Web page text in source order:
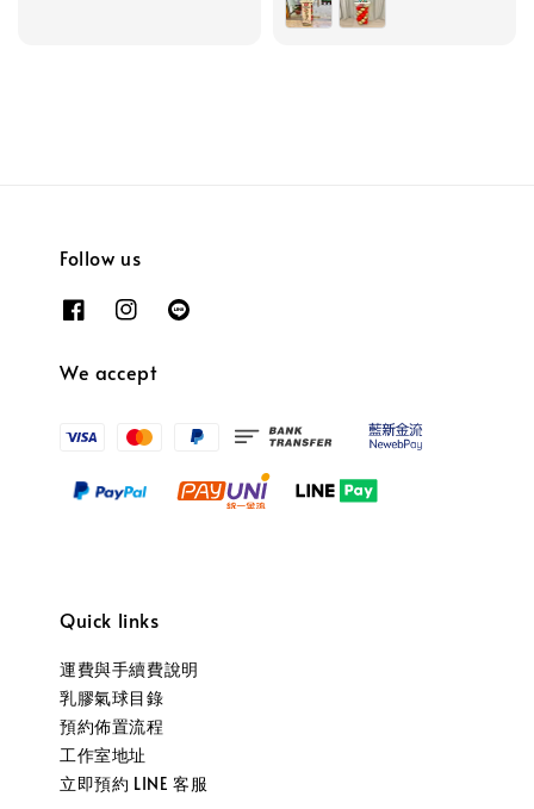
Follow us
We accept
Quick links
運費與手續費說明
乳膠氣球目錄
預約佈置流程
工作室地址
立即預約 LINE 客服